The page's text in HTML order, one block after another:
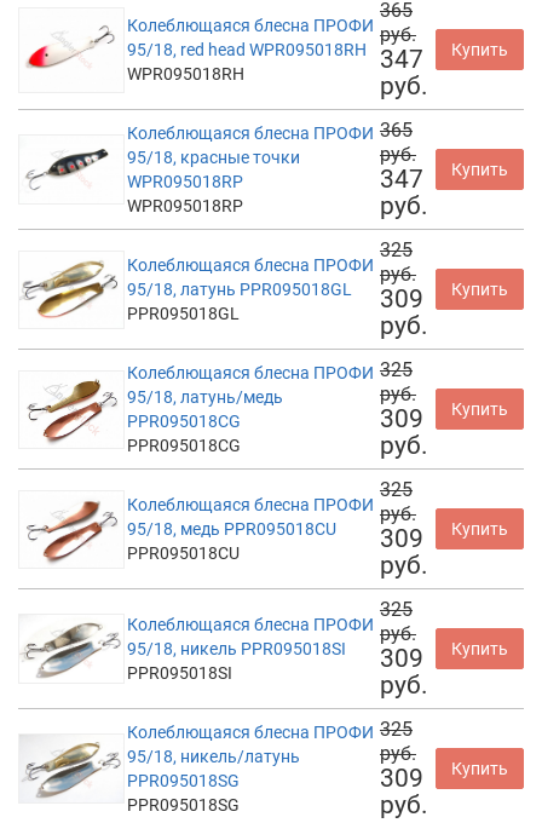
Колеблющаяся блесна ПРОФИ
95/18, red head WPR095018RH
WPR095018RH
365
руб.
347
руб.
Купить
Колеблющаяся блесна ПРОФИ
95/18, красные точки
WPR095018RP
WPR095018RP
365
руб.
347
руб.
Купить
Колеблющаяся блесна ПРОФИ
95/18, латунь PPR095018GL
PPR095018GL
325
руб.
309
руб.
Купить
Колеблющаяся блесна ПРОФИ
95/18, латунь/медь
PPR095018CG
PPR095018CG
325
руб.
309
руб.
Купить
Колеблющаяся блесна ПРОФИ
95/18, медь PPR095018CU
PPR095018CU
325
руб.
309
руб.
Купить
Колеблющаяся блесна ПРОФИ
95/18, никель PPR095018SI
PPR095018SI
325
руб.
309
руб.
Купить
Колеблющаяся блесна ПРОФИ
95/18, никель/латунь
PPR095018SG
PPR095018SG
325
руб.
309
руб.
Купить